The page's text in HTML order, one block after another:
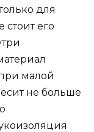
для
его
малой
не больше